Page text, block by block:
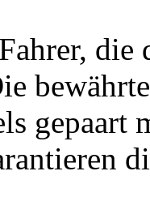
die
gepaart